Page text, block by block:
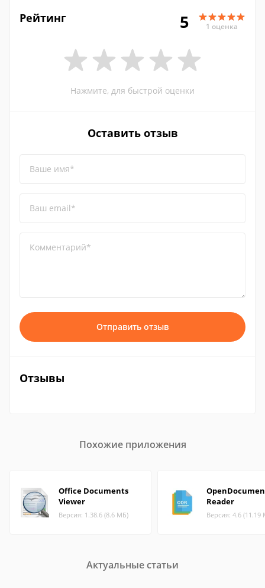
Рейтинг 5 1 оценка
Нажмите, для быстрой оценки
Оставить отзыв
Ваше имя*
Ваш email*
Комментарий*
Отправить отзыв
Отзывы
Похожие приложения
Office Documents
Viewer
Версия: 1.38.6 (8.6 МБ)
Reader
Версия: 4.6 (11.19
Актуальные статьи